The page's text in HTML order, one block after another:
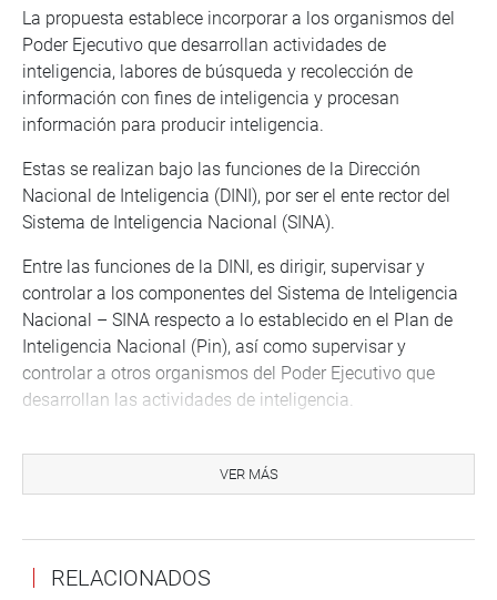
La propuesta establece incorporar a los organismos del
Poder Ejecutivo que desarrollan actividades de
inteligencia, labores de búsqueda y recolección de
información con fines de inteligencia y procesan
información para producir inteligencia.
Estas se realizan bajo las funciones de la Dirección
Nacional de Inteligencia (DINI), por ser el ente rector del
Sistema de Inteligencia Nacional (SINA).
Entre las funciones de la DINI, es dirigir, supervisar y
controlar a los componentes del Sistema de Inteligencia
Nacional – SINA respecto a lo establecido en el Plan de
Inteligencia Nacional (Pin), así como supervisar y
controlar a otros organismos del Poder Ejecutivo que
desarrollan las actividades de inteligencia.
Comisión de Inteligencia, consideró necesario que la
Dirección Nacional de Inteligencia (DINI), supervise y
Poder Ejecutivo que no son parte del SINA.
VER MÁS
RELACIONADOS